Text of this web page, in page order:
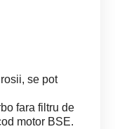
se pot
fara filtru de
motor BSE.